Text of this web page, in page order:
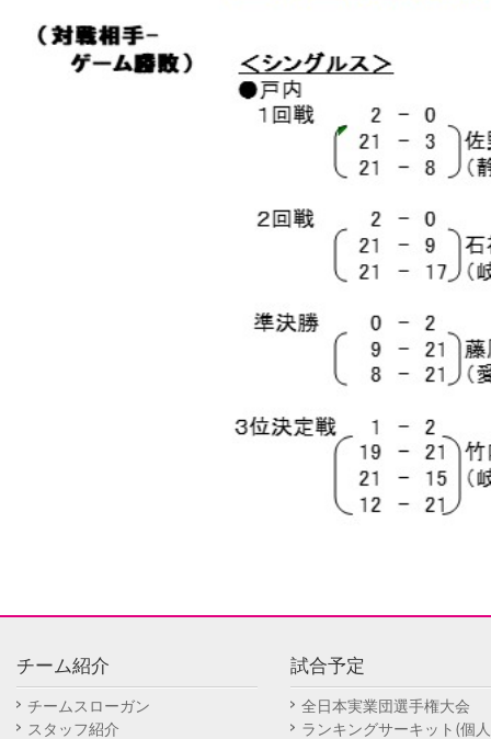
チーム紹介
チームスローガン
スタッフ紹介
試合予定
全日本実業団選手権大会
ランキングサーキット(個